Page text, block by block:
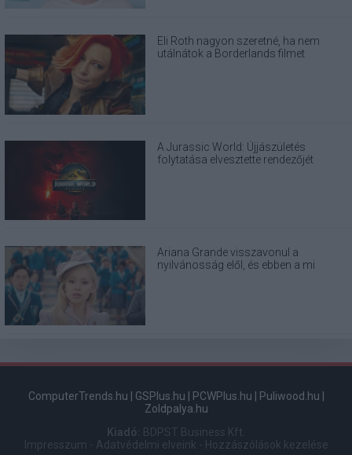
Eli Roth nagyon szeretné, ha nem
utálnátok a Borderlands filmet
A Jurassic World: Újjászületés
folytatása elvesztette rendezőjét
Ariana Grande visszavonul a
nyilvánosság elől, és ebben a mi
ComputerTrends.hu GSPlus.hu PCWPlus.hu Puliwood.hu
Zoldpalya.hu
Kiadó:
BDPST Business Kft.
Impresszum - Adatvédelmi elveink - Hozzászólások kezelése